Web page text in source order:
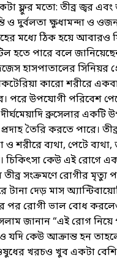
ফ্লুর মতো: তীব্র জ্বর এবং
ও দুর্বলতা ক্ষুধামন্দা ও
মধ্যে ঠিক হয়ে আবারও
হতে পারে বলে
হাসপাতালের সিনিয়র
কারো শরীরে
পরে উপযোগী পরিবেশ
ব্রুসেলার একটি
প্রদাহ তৈরি করতে পারে।
শরীরে ব্যথা, পেটে ব্যথা,
চিকিৎসা কেউ এই রোগে
সংক্রমণে রোগীর মৃত্যু
টানা দেড় মাস
পর রোগী ভাল বোধ
জানান “এই রোগ নিয়ে
কেউ আক্রান্ত হন তাহলে
খরচও খুব একটা